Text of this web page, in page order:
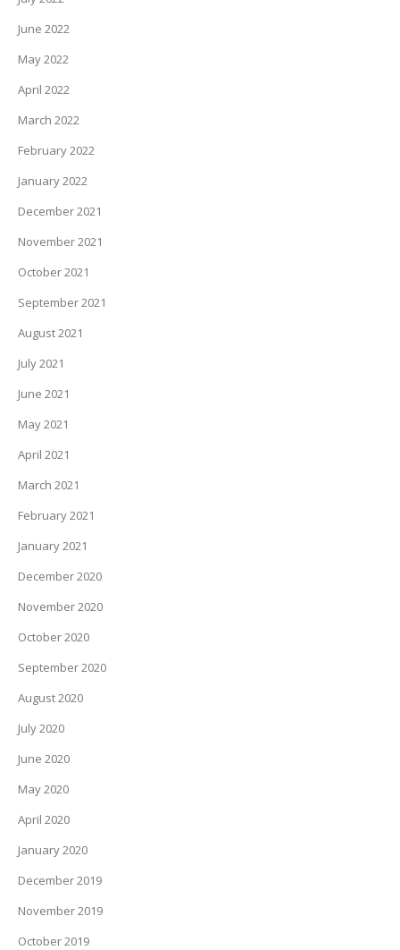
June 2022
May 2022
April 2022
March 2022
February 2022
January 2022
December 2021
November 2021
October 2021
September 2021
August 2021
July 2021
June 2021
May 2021
April 2021
March 2021
February 2021
January 2021
December 2020
November 2020
October 2020
September 2020
August 2020
July 2020
June 2020
May 2020
April 2020
January 2020
December 2019
November 2019
October 2019